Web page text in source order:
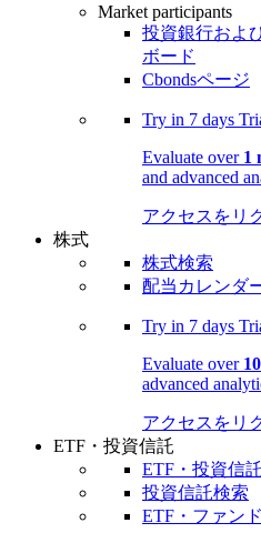
Market participants
投資銀行およ
ボード
Cbondsページ
Try in 7 days
Evaluate over 1
and advanced
アクセスをリ
株式
株式検索
配当カレンダ
Try in 7 days
Evaluate over
advanced
アクセスをリ
ETF・投資信託
ETF・投資信
投資信託検索
ETF・ファン